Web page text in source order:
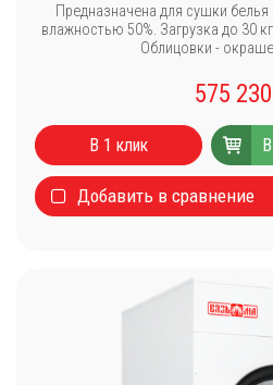
Предназначена для сушки
влажностью 50%. Загрузка до 30
Облицовки -
575 230
В 1 клик
Добавить в сравнение